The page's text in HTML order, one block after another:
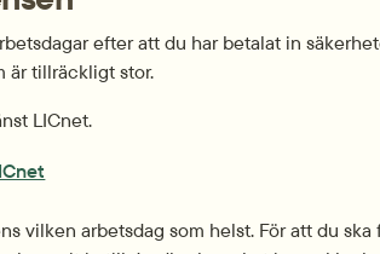
efter att du har betalat in
är tillräckligt stor.
LICnet.
vilken arbetsdag som helst. För att du